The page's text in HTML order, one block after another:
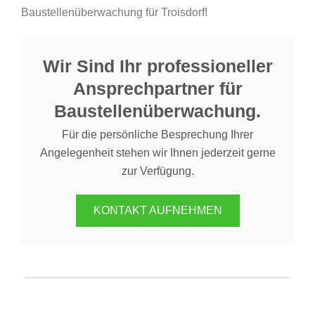
Baustellenüberwachung für Troisdorf!
Wir Sind Ihr professioneller
Ansprechpartner für
Baustellenüberwachung.
Für die persönliche Besprechung Ihrer
Angelegenheit stehen wir Ihnen jederzeit gerne
zur Verfügung.
KONTAKT AUFNEHMEN